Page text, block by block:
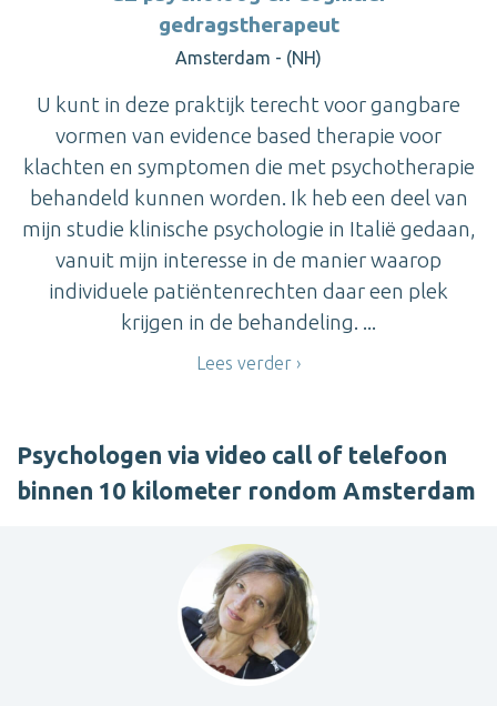
gedragstherapeut
Amsterdam - (NH)
U kunt in deze praktijk terecht voor gangbare
vormen van evidence based therapie voor
klachten en symptomen die met psychotherapie
behandeld kunnen worden. Ik heb een deel van
mijn studie klinische psychologie in Italië gedaan,
vanuit mijn interesse in de manier waarop
individuele patiëntenrechten daar een plek
krijgen in de behandeling. ...
Lees verder
Psychologen via video call of telefoon
binnen 10 kilometer rondom Amsterdam